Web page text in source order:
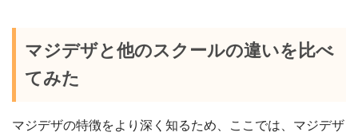
マジデザと他のスクールの違いを比べ
てみた
マジデザの特徴をより深く知るため、ここでは、マジデザ